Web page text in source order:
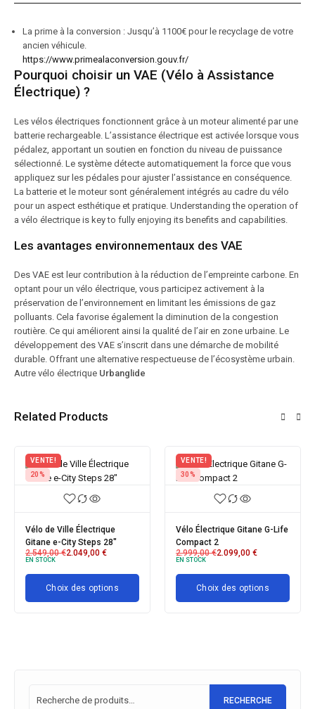
La prime à la conversion : Jusqu’à 1100€ pour le recyclage de votre
ancien véhicule.
https://www.primealaconversion.gouv.fr/
Pourquoi choisir un VAE (Vélo à Assistance
Électrique) ?
Les vélos électriques fonctionnent grâce à un moteur alimenté par une
batterie rechargeable. L’assistance électrique est activée lorsque vous
pédalez, apportant un soutien en fonction du niveau de puissance
sélectionné. Le système détecte automatiquement la force que vous
appliquez sur les pédales pour ajuster l’assistance en conséquence.
La batterie et le moteur sont généralement intégrés au cadre du vélo
pour un aspect esthétique et pratique. Understanding the operation of
a vélo électrique is key to fully enjoying its benefits and capabilities.
Les avantages environnementaux des VAE
Des VAE est leur contribution à la réduction de l’empreinte carbone. En
optant pour un vélo électrique, vous participez activement à la
préservation de l’environnement en limitant les émissions de gaz
polluants. Cela favorise également la diminution de la congestion
routière. Ce qui améliorent ainsi la qualité de l’air en zone urbaine. Le
développement des VAE s’inscrit dans une démarche de mobilité
durable. Offrant une alternative respectueuse de l’écosystème urbain.
Autre vélo électrique Urbanglide
Related Products
G-Life
VENTE!
Vélo urbain électrique
Organ'e-Bike Central Gitane
1.849,00
EN STOCK
Choix des options
VENTE!
29%
Gitane ORGAN'e-
Choix des
RECHERCHE